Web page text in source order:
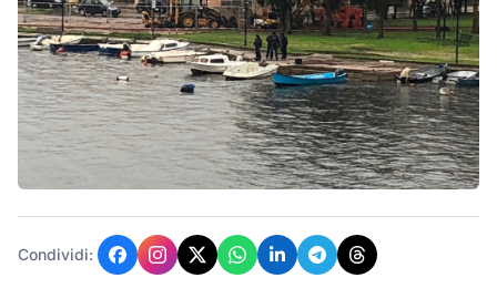
Condividi: